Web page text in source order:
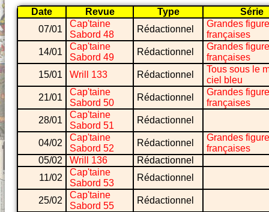
Date Revue Type
Série
07/01
Cap'taine
Sabord 48
Rédactionnel
Grandes
françaises
14/01
Cap'taine
Sabord 49
Rédactionnel
Grandes
françaises
15/01
Wrill 133 Rédactionnel
Tous sous le
ciel bleu
21/01
Cap'taine
Sabord 50
Rédactionnel
Grandes
françaises
28/01
Cap'taine
Sabord 51
Rédactionnel
04/02
Cap'taine
Sabord 52
Rédactionnel
Grandes
françaises
05/02
Wrill 136
Rédactionnel
11/02
Cap'taine
Sabord 53
Rédactionnel
25/02
Cap'taine
Sabord 55
Rédactionnel